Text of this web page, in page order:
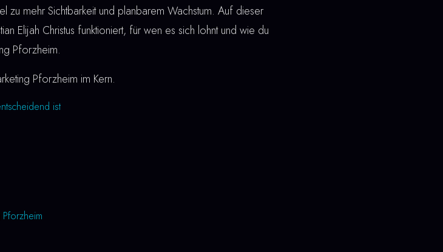
zu mehr Sichtbarkeit und planbarem Wachstum. Auf dieser
Elijah Christus funktioniert, für wen es sich lohnt und wie du
Pforzheim.
Pforzheim im Kern.
ist